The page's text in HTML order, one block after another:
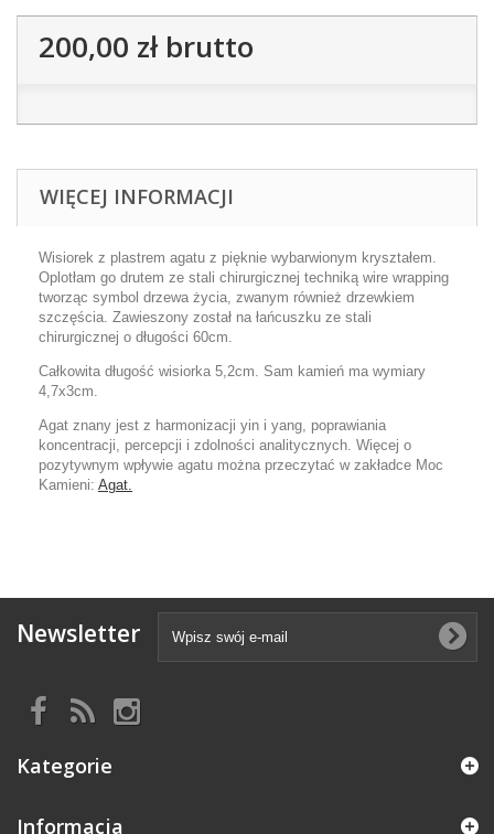
200,00 złbrutto
WIĘCEJ INFORMACJI
Wisiorek z plastrem agatu z pięknie wybarwionym kryształem.
Oplotłam go drutem ze stali chirurgicznej techniką wire wrapping
tworząc symbol drzewa życia, zwanym również drzewkiem
szczęścia. Zawieszony został na łańcuszku ze stali
chirurgicznej o długości 60cm.
Całkowita długość wisiorka 5,2cm. Sam kamień ma wymiary
4,7x3cm.
Agat znany jest z harmonizacji yin i yang, poprawiania
koncentracji, percepcji i zdolności analitycznych. Więcej o
pozytywnym wpływie agatu można przeczytać w zakładce Moc
Kamieni: Agat.
Newsletter
Kategorie
Informacja